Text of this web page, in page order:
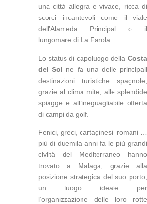
una città allegra e vivace, ricca di
scorci incantevoli come il viale
dell’Alameda Principal o il
lungomare di La Farola.
Lo status di capoluogo della Costa
del Sol ne fa una delle principali
destinazioni turistiche spagnole,
grazie al clima mite, alle splendide
spiagge e all’ineguagliabile offerta
di campi da golf.
Fenici, greci, cartaginesi, romani …
più di duemila anni fa le più grandi
civiltà del Mediterraneo hanno
trovato a Malaga, grazie alla
posizione strategica del suo porto,
un luogo ideale per
l’organizzazione delle loro rotte